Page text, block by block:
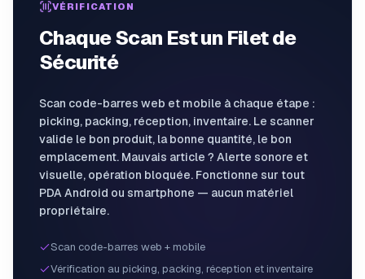
VÉRIFICATION
Chaque Scan Est un Filet de
Sécurité
Scan code-barres web et mobile à chaque étape :
picking, packing, réception, inventaire. Le scanner
valide le bon produit, la bonne quantité, le bon
emplacement. Mauvais article ? Alerte sonore et
visuelle, opération bloquée. Fonctionne sur tout
PDA Android ou smartphone — aucun matériel
propriétaire.
Scan code-barres web + mobile
Vérification au picking, packing, réception et inventaire